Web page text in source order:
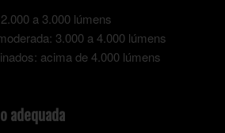
a 3.000 lúmens
3.000 a 4.000 lúmens
acima de 4.000 lúmens
adequada